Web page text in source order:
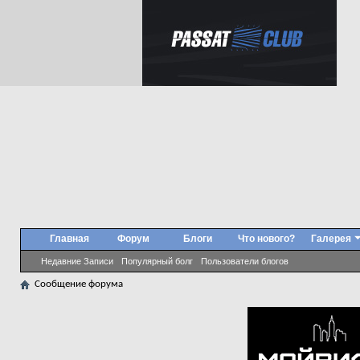
Главная Форум Блоги
Недавние Записи Популярный болг Пользователи блогов
Что нового? Галерея
Сообщение форума